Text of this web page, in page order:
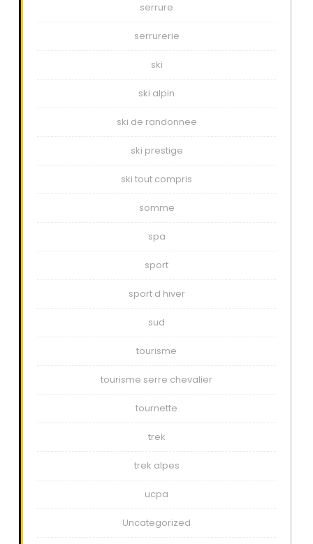
serrure
serrurerie
ski
ski alpin
ski de randonnee
ski prestige
ski tout compris
somme
spa
sport
sport d hiver
sud
tourisme
tourisme serre chevalier
tournette
trek
trek alpes
ucpa
Uncategorized